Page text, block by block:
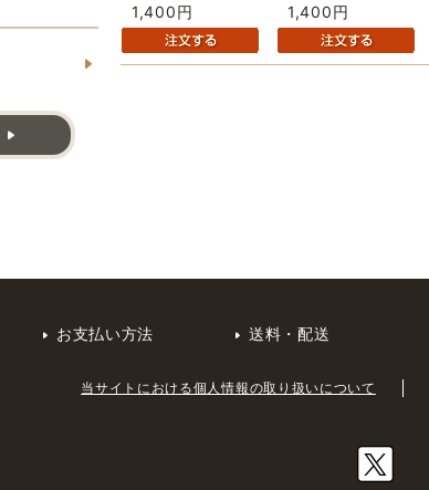
1,400円 1,400円
お支払い方法 送料・配送
当サイトにおける個人情報の取り扱いについて